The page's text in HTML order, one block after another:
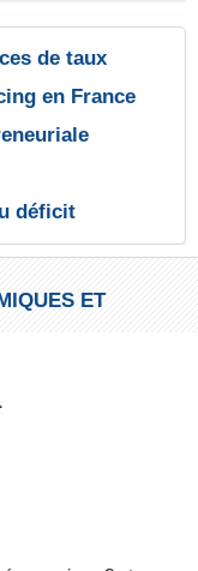
de taux
en France
déficit
ET